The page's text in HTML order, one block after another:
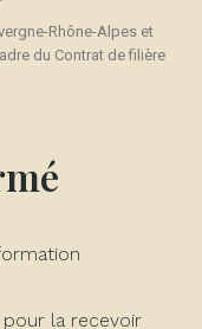
Rhône-Alpes et
du Contrat de filière
la recevoir